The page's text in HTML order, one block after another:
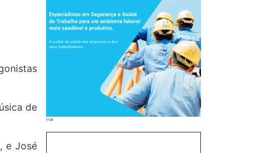
de
e José